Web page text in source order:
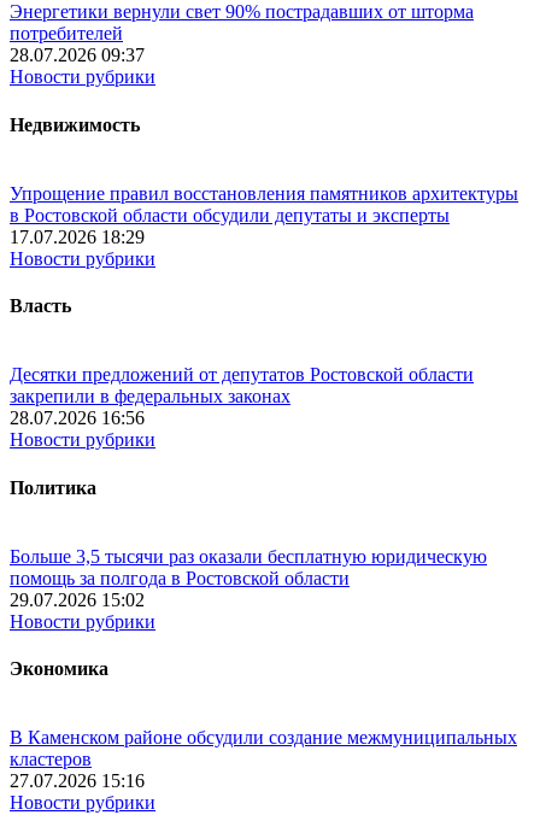
Энергетики вернули свет 90% пострадавших от шторма
потребителей
28.07.2026 09:37
Новости рубрики
Недвижимость
Упрощение правил восстановления памятников архитектуры
в Ростовской области обсудили депутаты и эксперты
17.07.2026 18:29
Новости рубрики
Власть
Десятки предложений от депутатов Ростовской области
закрепили в федеральных законах
28.07.2026 16:56
Новости рубрики
Политика
Больше 3,5 тысячи раз оказали бесплатную юридическую
помощь за полгода в Ростовской области
29.07.2026 15:02
Новости рубрики
Экономика
В Каменском районе обсудили создание межмуниципальных
кластеров
27.07.2026 15:16
Новости рубрики